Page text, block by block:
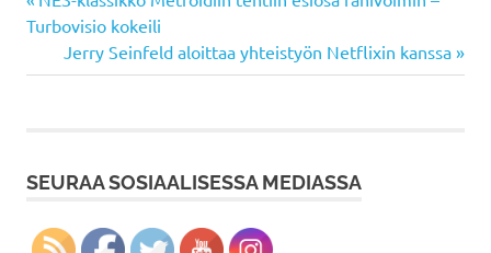
selaus
Post:
Turbovisio kokeili
Next
Post:
Jerry Seinfeld aloittaa yhteistyön Netflixin kanssa
SEURAA SOSIAALISESSA MEDIASSA